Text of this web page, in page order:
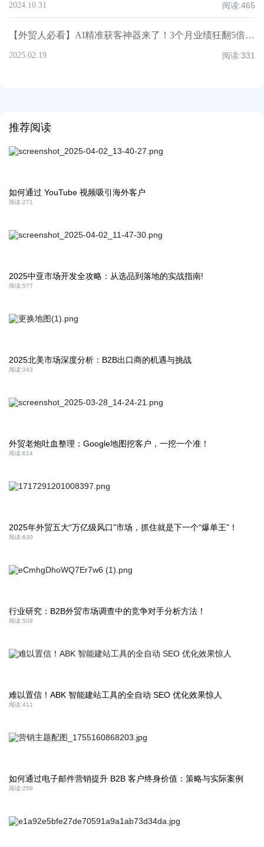
2024.10.31 阅读:465
【外贸人必看】AI精准获客神器来了！3个月业绩狂翻5倍大揭秘！
2025.02.19 阅读:331
推荐阅读
如何通过 YouTube 视频吸引海外客户
阅读:271
2025中亚市场开发全攻略：从选品到落地的实战指南!
阅读:577
2025北美市场深度分析：B2B出口商的机遇与挑战
阅读:343
外贸老炮吐血整理：Google地图挖客户，一挖一个准！
阅读:614
2025年外贸五大“万亿级风口”市场，抓住就是下一个“爆单王”！
阅读:630
行业研究：B2B外贸市场调查中的竞争对手分析方法！
阅读:509
难以置信！ABK 智能建站工具的全自动 SEO 优化效果惊人
阅读:411
如何通过电子邮件营销提升 B2B 客户终身价值：策略与实际案例
阅读:259